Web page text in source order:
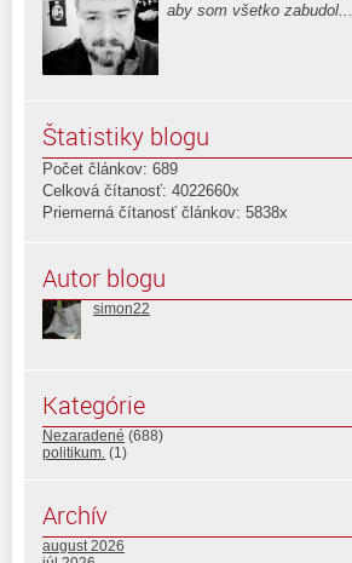
aby som všetko zabudol...
Štatistiky blogu
Počet článkov: 689
Celková čítanosť: 4022660x
Priemerná čítanosť článkov: 5838x
Autor blogu
simon22
Kategórie
Nezaradené (688)
politikum. (1)
Archív
august 2026